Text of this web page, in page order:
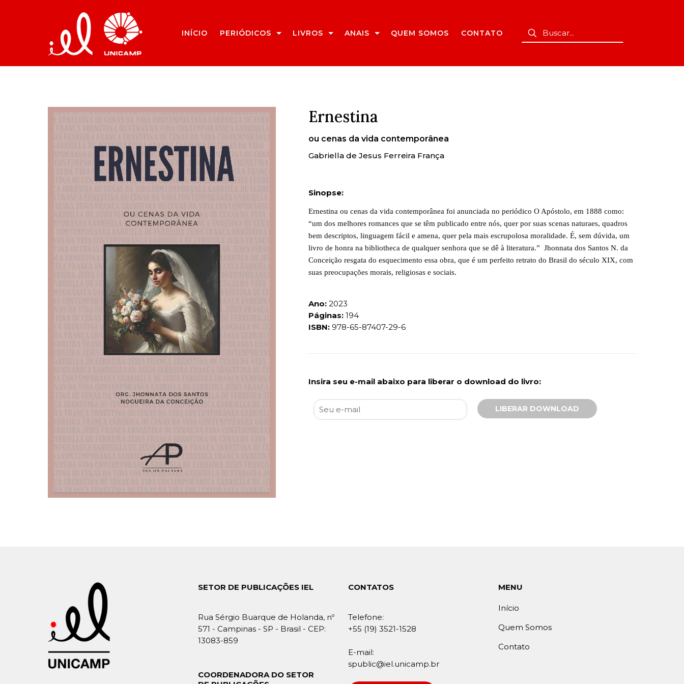
INÍCIO PERIÓDICOS LIVROS ANAIS QUEM SOMOS CONTATO
Ernestina
ou cenas da vida contemporânea
Gabriella de Jesus Ferreira França
Sinopse:
Ernestina ou cenas da vida contemporânea foi anunciada no periódico O Apóstolo, em 1888 como:
“um dos melhores romances que se têm publicado entre nós, quer por suas scenas naturaes, quadros
bem descriptos, linguagem fácil e amena, quer pela mais escrupolosa moralidade. É, sem dúvida, um
livro de honra na bibliotheca de qualquer senhora que se dê à literatura.” Jhonnata dos Santos N. da
Conceição resgata do esquecimento essa obra, que é um perfeito retrato do Brasil do século XIX, com
suas preocupações morais, religiosas e sociais.
Ano: 2023
Páginas: 194
ISBN: 978-65-87407-29-6
Insira seu e-mail abaixo para liberar o download do livro:
SETOR DE PUBLICAÇÕES IEL
Rua Sérgio Buarque de Holanda, nº
571 - Campinas - SP - Brasil - CEP:
13083-859
COORDENADORA DO SETOR
CONTATOS
Telefone:
+55 (19) 3521-1528
E-mail:
spublic@iel.unicamp.br
MENU
Início
Quem Somos
Contato